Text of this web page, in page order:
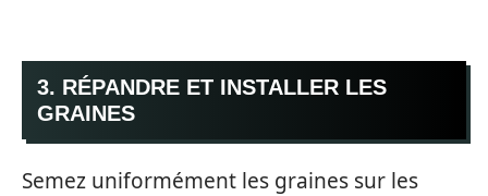
3. RÉPANDRE ET INSTALLER LES
GRAINES
Semez uniformément les graines sur les